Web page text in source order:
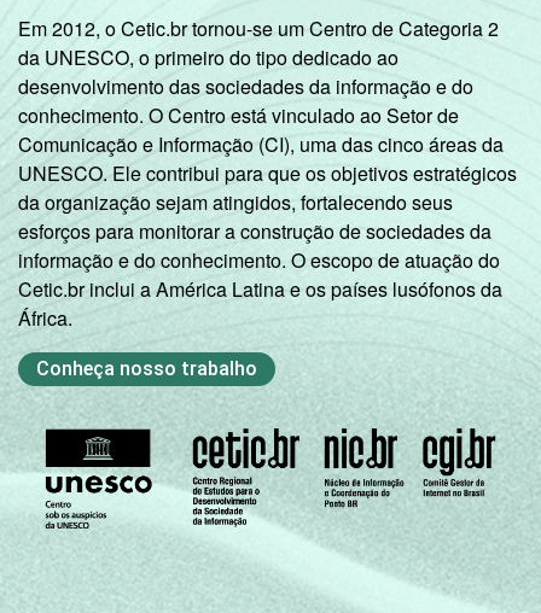
Em 2012, o Cetic.br tornou-se um Centro de Categoria 2
da UNESCO, o primeiro do tipo dedicado ao
desenvolvimento das sociedades da informação e do
conhecimento. O Centro está vinculado ao Setor de
Comunicação e Informação (CI), uma das cinco áreas da
UNESCO. Ele contribui para que os objetivos estratégicos
da organização sejam atingidos, fortalecendo seus
esforços para monitorar a construção de sociedades da
informação e do conhecimento. O escopo de atuação do
Cetic.br inclui a América Latina e os países lusófonos da
África.
Conheça nosso trabalho